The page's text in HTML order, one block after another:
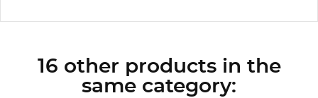
16 other products in the
same category: